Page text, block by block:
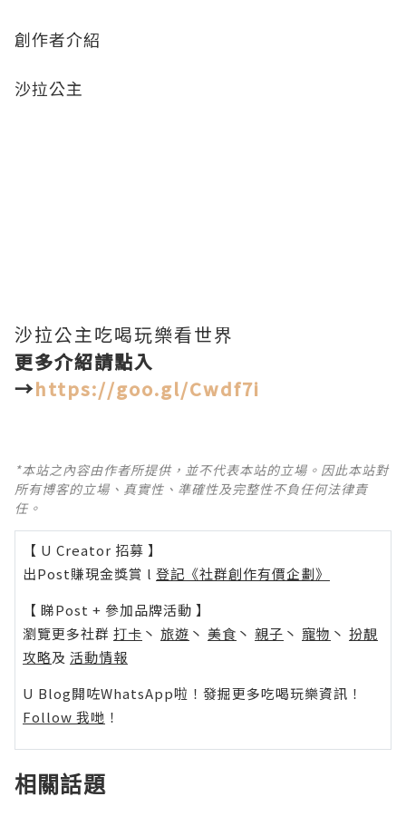
創作者介紹
沙拉公主
沙拉公主吃喝玩樂看世界
更多介紹請點入
→https://goo.gl/Cwdf7i
*本站之內容由作者所提供，並不代表本站的立場。因此本站對
所有博客的立場、真實性、準確性及完整性不負任何法律責
任。
【 U Creator 招募 】
出Post賺現金獎賞 l 登記《社群創作有價企劃》
【 睇Post + 參加品牌活動 】
瀏覽更多社群 打卡 丶 旅遊 丶 美食 丶 親子 丶 寵物 丶 扮靚
攻略及 活動情報
U Blog開咗WhatsApp啦！發掘更多吃喝玩樂資訊！
Follow 我哋 ！
相關話題